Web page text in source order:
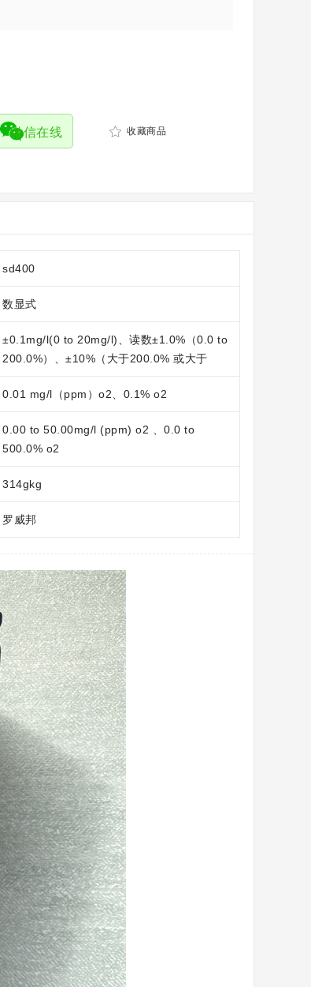
微信在线 收藏商品
sd400
数显式
±0.1mg/l(0 to 20mg/l)、读数±1.0%（0.0 to
200.0%）、±10%（大于200.0% 或大于
0.01 mg/l（ppm）o2、0.1% o2
0.00 to 50.00mg/l (ppm) o2 、0.0 to
500.0% o2
314gkg
罗威邦